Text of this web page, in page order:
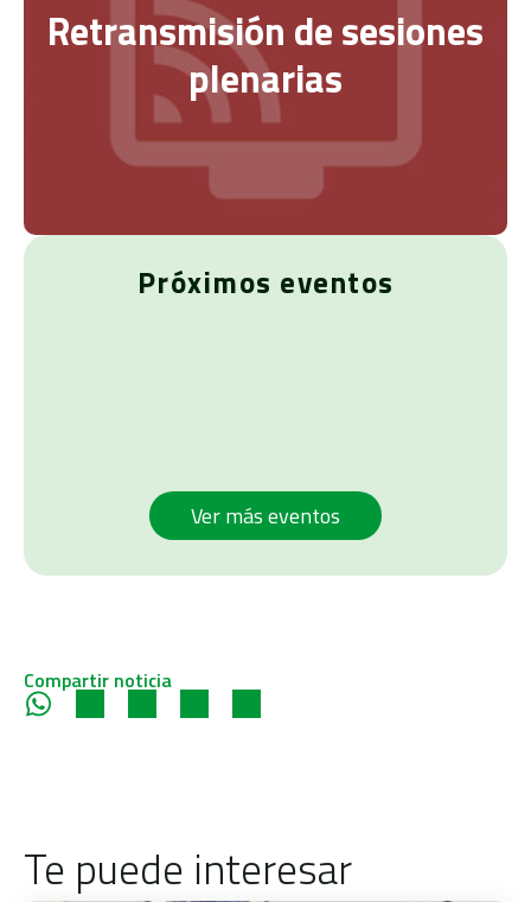
Retransmisión de sesiones
plenarias
Próximos eventos
Ver más eventos
Compartir noticia
Te puede interesar